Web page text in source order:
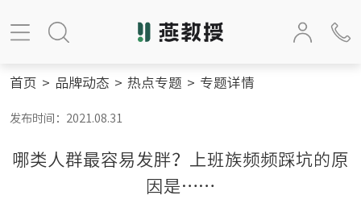
首页 > 品牌动态 > 热点专题 > 专题详情
发布时间：2021.08.31
哪类人群最容易发胖？上班族频频踩坑的原
因是……